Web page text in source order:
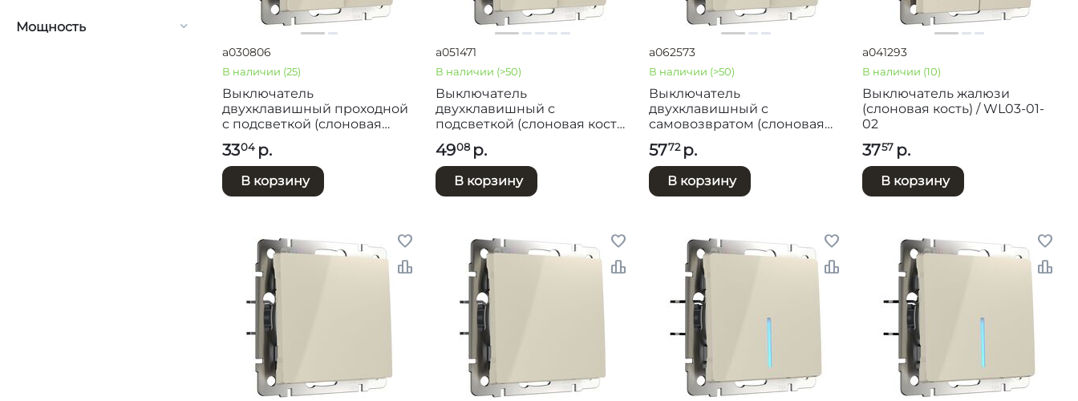
розетка акустическая
Мощность
Выключатель
двухклавишный проходной
c подсветкой (слоновая
LED-ivory
3304 р.
В корзину
a030806
В наличии (25)
Выключатель
двухклавишный с
подсветкой (слоновая кость)
4908 р.
В корзину
a051471
В наличии (>50)
Выключатель
двухклавишный с
самовозвратом (слоновая
5772 р.
В корзину
a062573
В наличии (>50)
Выключатель жалюзи
(слоновая кость) / WL03-01-
02
3757 р.
В корзину
a041293
В наличии (10)